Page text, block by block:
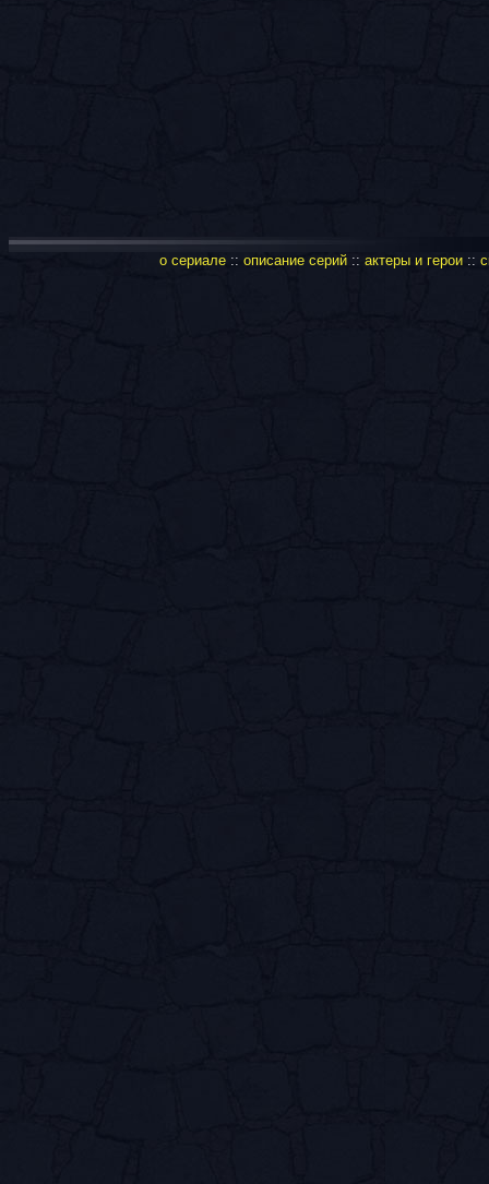
о сериале:: описание серий:: актеры и герои::